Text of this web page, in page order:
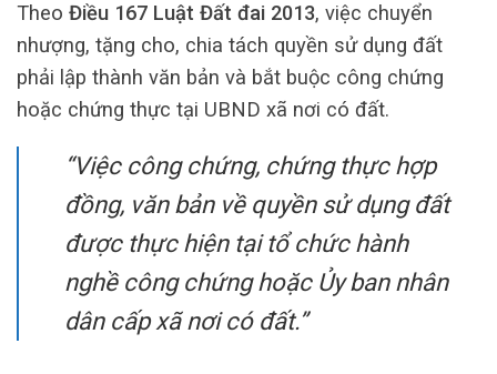
Theo Điều 167 Luật Đất đai 2013, việc chuyển
nhượng, tặng cho, chia tách quyền sử dụng đất
phải lập thành văn bản và bắt buộc công chứng
hoặc chứng thực tại UBND xã nơi có đất.
“Việc công chứng, chứng thực hợp
đồng, văn bản về quyền sử dụng đất
được thực hiện tại tổ chức hành
nghề công chứng hoặc Ủy ban nhân
dân cấp xã nơi có đất.”